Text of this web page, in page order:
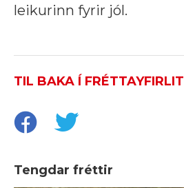
leikurinn fyrir jól.
TIL BAKA Í FRÉTTAYFIRLIT
Tengdar fréttir